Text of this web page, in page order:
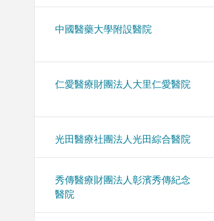
中國醫藥大學附設醫院
仁愛醫療財團法人大里仁愛醫院
光田醫療社團法人光田綜合醫院
秀傳醫療財團法人彰濱秀傳紀念
醫院